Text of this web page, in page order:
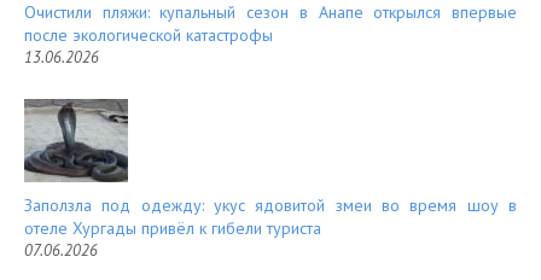
Очистили пляжи: купальный сезон в Анапе открылся впервые
после экологической катастрофы
13.06.2026
Заползла под одежду: укус ядовитой змеи во время шоу в
отеле Хургады привёл к гибели туриста
07.06.2026